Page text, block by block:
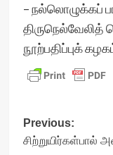
– நல்லொழுக்கப்
நூற்பதிப்புக்
Post
Previous:
சிற்றுயிர்கள்பால்